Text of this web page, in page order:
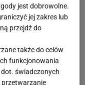
jest dobrowolne.
jej zakres lub
przejdź do
także do celów
funkcjonowania
dot. świadczonych
przetwarzanie